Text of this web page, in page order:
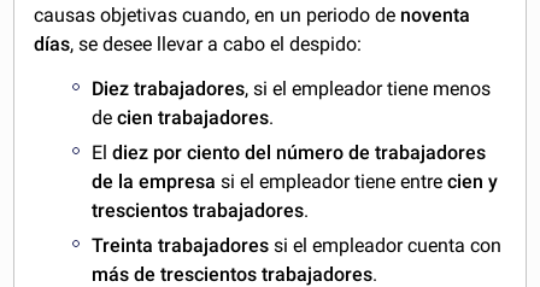
causas objetivas cuando, en un periodo de noventa
días, se desee llevar a cabo el despido:
Diez trabajadores, si el empleador tiene menos
decien trabajadores.
Eldiez por ciento del número de trabajadores
de la empresa si el empleador tiene entrecien y
trescientos trabajadores.
Treinta trabajadores si el empleador cuenta con
más de trescientos trabajadores.